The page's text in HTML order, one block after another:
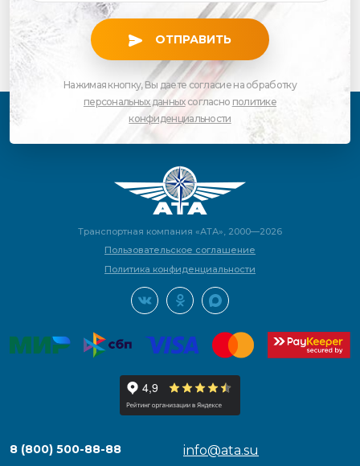
ОТПРАВИТЬ
Нажимая кнопку, Вы даете согласие на обработку
персональных данныхсогласно политике
конфиденциальности
Транспортная компания «АТА», 2000—2026
Пользовательское соглашение
Политика конфиденциальности
8 (800) 500-88-88 info@ata.su